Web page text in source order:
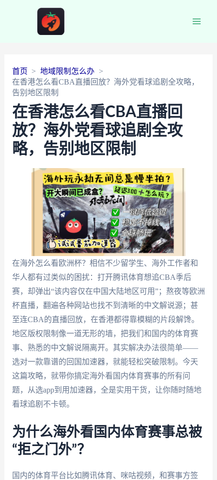
首页
地域限制怎么办
在香港怎么看CBA直播回放？海外党看球追剧全攻略，
告别地区限制
在香港怎么看CBA直播回
放？海外党看球追剧全攻
略，告别地区限制
在海外怎么看欧洲杯？相信不少留学生、海外工作者和
华人都有过类似的困扰：打开腾讯体育想追CBA季后
赛，却弹出“该内容仅在中国大陆地区可用”；熬夜等欧洲
杯直播，翻遍各种网站也找不到清晰的中文解说源；甚
至连CBA的直播回放，在香港都得靠模糊的片段解馋。
地区版权限制像一道无形的墙，把我们和国内的体育赛
事、熟悉的中文解说隔离开。其实解决办法很简单——
选对一款靠谱的回国加速器，就能轻松突破限制。今天
这篇攻略，就带你搞定海外看国内体育赛事的所有问
题，从选app到用加速器，全是实用干货，让你随时随地
看球追剧不卡顿。
为什么海外看国内体育赛事总被
“拒之门外”？
国内的体育平台比如腾讯体育、咪咕视频，和赛事方签